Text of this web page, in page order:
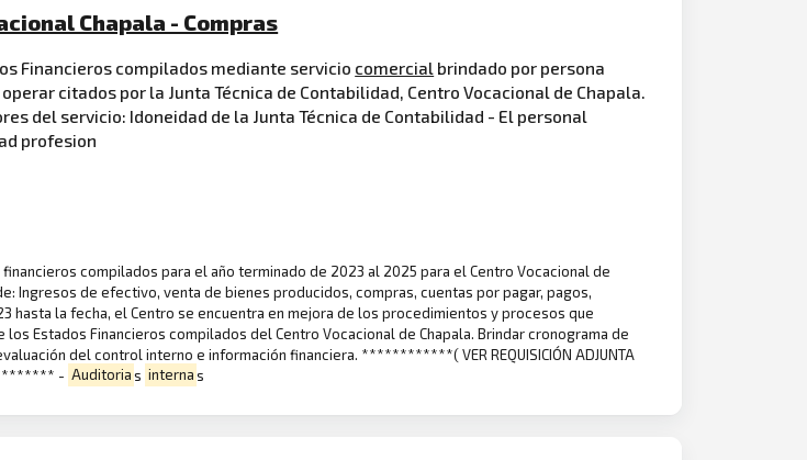
Chapala - Compras
Financieros compilados mediante servicio comercial brindado por persona
citados por la Junta Técnica de Contabilidad, Centro Vocacional de Chapala.
del servicio: Idoneidad de la Junta Técnica de Contabilidad - El personal
profesion
compilados para el año terminado de 2023 al 2025 para el Centro Vocacional de
Ingresos de efectivo, venta de bienes producidos, compras, cuentas por pagar, pagos,
la fecha, el Centro se encuentra en mejora de los procedimientos y procesos que
Estados Financieros compilados del Centro Vocacional de Chapala. Brindar cronograma de
del control interno e información financiera. ************( VER REQUISICIÓN ADJUNTA
- Auditorias internas